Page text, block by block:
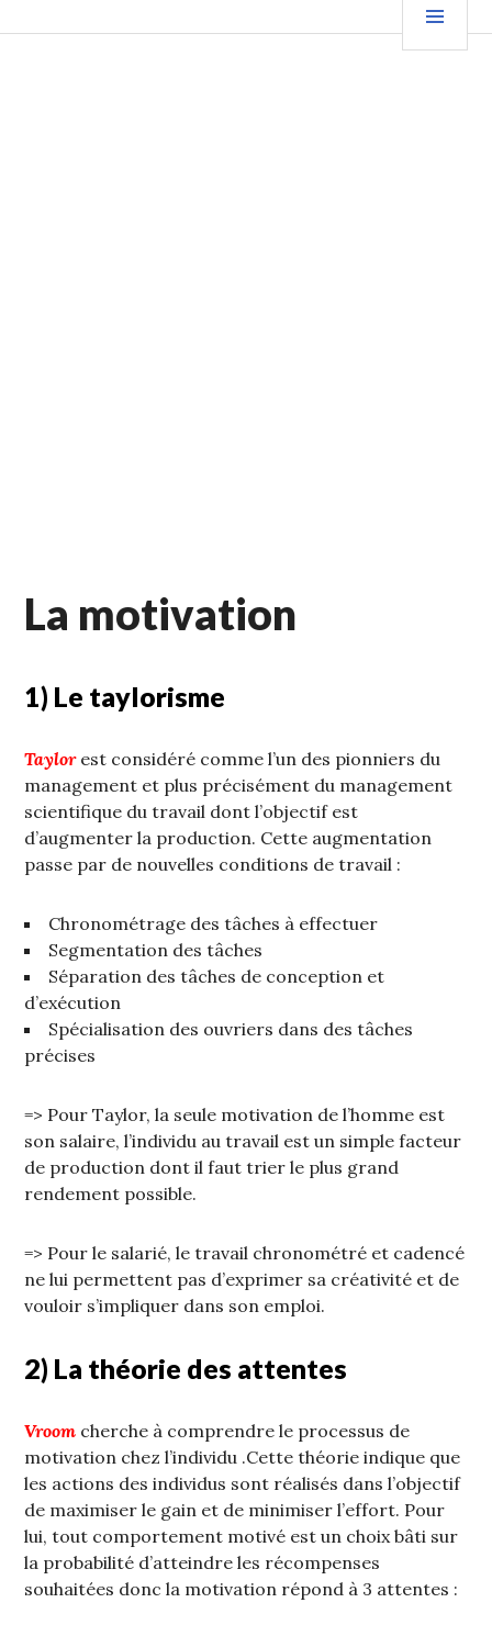
La motivation
1) Le taylorisme
Taylorest considéré comme l’un des pionniers du
management et plus précisément du management
scientifique du travail dont l’objectif est
d’augmenter la production. Cette augmentation
passe par de nouvelles conditions de travail :
Chronométrage des tâches à effectuer
Segmentation des tâches
Séparation des tâches de conception et
d’exécution
Spécialisation des ouvriers dans des tâches
précises
=> Pour Taylor, la seule motivation de l’homme est
son salaire, l’individu au travail est un simple facteur
de production dont il faut trier le plus grand
rendement possible.
=> Pour le salarié, le travail chronométré et cadencé
ne lui permettent pas d’exprimer sa créativité et de
vouloir s’impliquer dans son emploi.
2) La théorie des attentes
Vroom cherche à comprendre le processus de
motivation chez l’individu .Cette théorie indique que
les actions des individus sont réalisés dans l’objectif
de maximiser le gain et de minimiser l’effort. Pour
lui, tout comportement motivé est un choix bâti sur
la probabilité d’atteindre les récompenses
souhaitées donc la motivation répond à 3 attentes :